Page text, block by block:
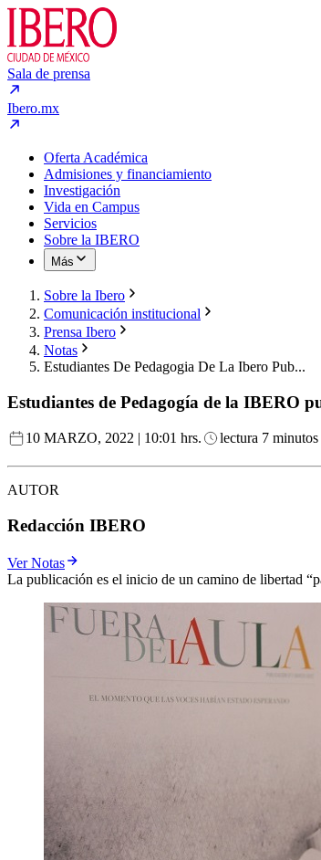
Sala de prensa
Ibero.mx
Oferta Académica
Admisiones y financiamiento
Investigación
Vida en Campus
Servicios
Sobre la IBERO
Más
Sobre la Ibero
Comunicación institucional
Prensa Ibero
Notas
Estudiantes De Pedagogia De La Ibero Pub...
Estudiantes de Pedagogía de la IBERO
10 MARZO, 2022 | 10:01 hrs. lectura 7 minutos
AUTOR
Redacción IBERO
Ver Notas
La publicación es el inicio de un camino de libertad